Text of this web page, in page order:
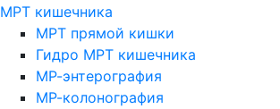
МРТ кишечника
МРТ прямой кишки
Гидро МРТ кишечника
МР-энтерография
МР-колонография